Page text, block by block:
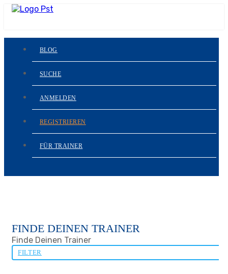
BLOG
SUCHE
ANMELDEN
REGISTRIEREN
FÜR TRAINER
FINDE DEINEN TRAINER
Finde Deinen Trainer
FILTER